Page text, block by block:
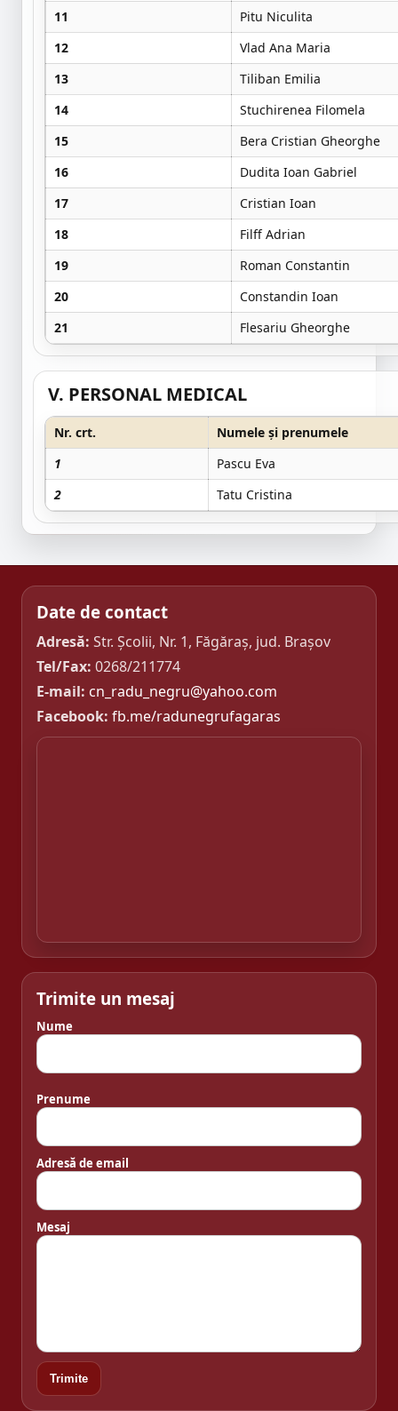
11
Pitu Niculita
12
Vlad Ana Maria
13
Tiliban Emilia
14
Stuchirenea Filomela
15
Bera Cristian Gheorghe
16
Dudita Ioan Gabriel
17
Cristian Ioan
18
Filff Adrian
19
Roman Constantin
20
Constandin Ioan
21
Flesariu Gheorghe
V. PERSONAL MEDICAL
Nr. crt.
Numele și prenumele
1
Pascu Eva
2
Tatu Cristina
Date de contact
Adresă: Str. Școlii, Nr. 1, Făgăraș, jud. Brașov
Tel/Fax: 0268/211774
E-mail: cn_radu_negru@yahoo.com
Facebook: fb.me/radunegrufagaras
Trimite un mesaj
Nume
Prenume
Adresă de email
Mesaj
Trimite